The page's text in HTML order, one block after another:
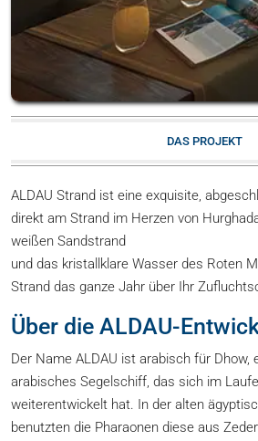
DAS PROJEKT
ALDAU Strand ist eine exquisite,
direkt am Strand im Herzen von
weißen Sandstrand
und das kristallklare Wasser des Roten
Strand das ganze Jahr über Ihr
Über die ALDAU-
Der Name ALDAU ist arabisch für Dhow,
arabisches Segelschiff, das sich im
weiterentwickelt hat. In der alten
benutzten die Pharaonen diese aus